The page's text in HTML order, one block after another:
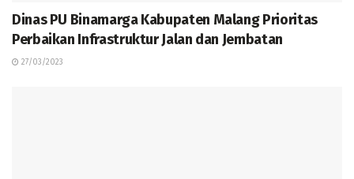
Dinas PU Binamarga Kabupaten Malang Prioritas
Perbaikan Infrastruktur Jalan dan Jembatan
27/03/2023